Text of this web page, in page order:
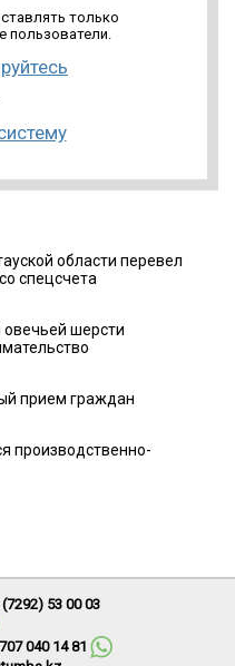
только
пользователи.
области перевел
спецсчета
овечьей шерсти
прием граждан
производственно-
(7292) 53 00 03
040 14 81